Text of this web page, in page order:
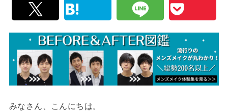
みなさん、こんにちは。